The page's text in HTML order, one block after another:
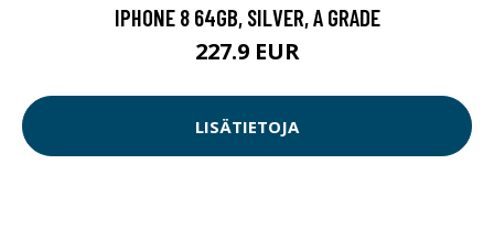
IPHONE 8 64GB, SILVER, A GRADE
227.9 EUR
LISÄTIETOJA